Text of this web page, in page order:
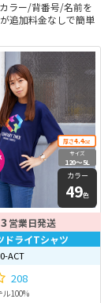
ラー/背番号/名前を
追加料金なしで簡単
厚さ4.4oz
サイズ
120〜5L
カラー
49色
3 営業日発送
ドライTシャツ
ACT
208
100%